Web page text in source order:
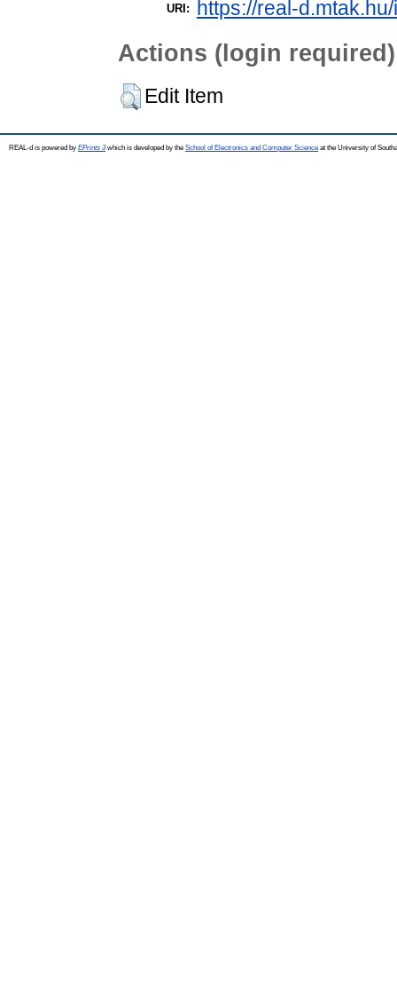
URI: https://real-
Actions (login required)
Edit Item
REAL-d is powered by EPrints 3which is developed by the School of Electronics and Computer Science at the University of